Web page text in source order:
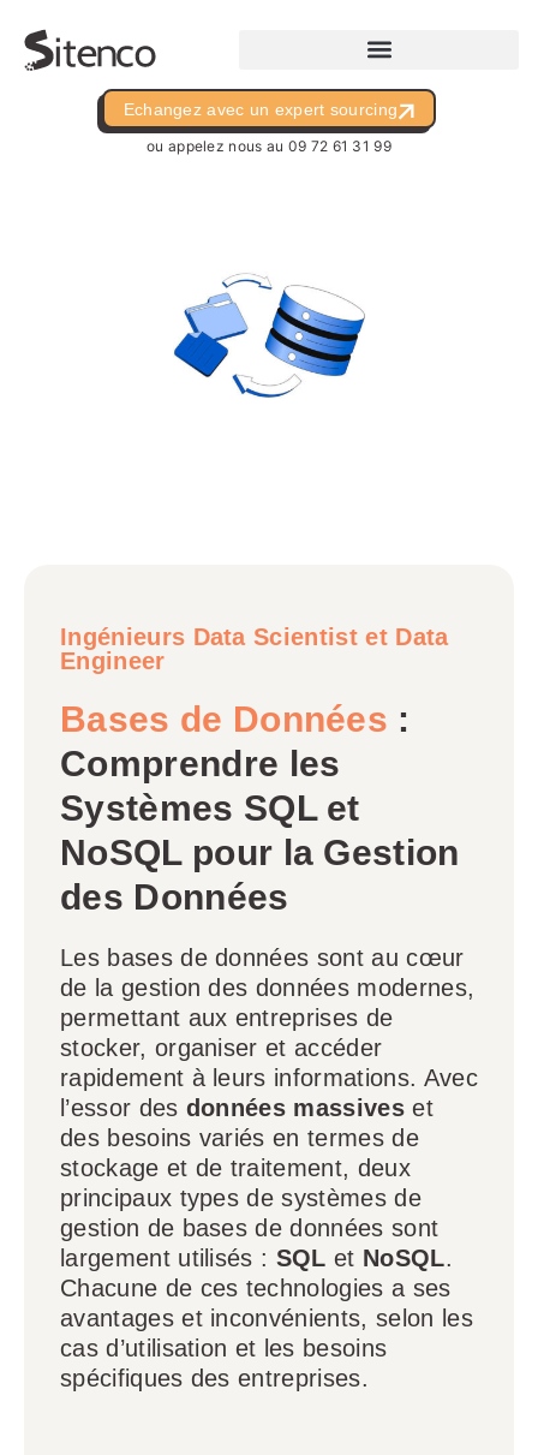
Echangez avec un expert sourcing
ou appelez nous au 09 72 61 31 99
Ingénieurs Data Scientist et Data
Engineer
Bases de Données :
Comprendre les
Systèmes SQL et
NoSQL pour la Gestion
des Données
Les bases de données sont au cœur
de la gestion des données modernes,
permettant aux entreprises de
stocker, organiser et accéder
rapidement à leurs informations. Avec
l’essor des données massiveset
des besoins variés en termes de
stockage et de traitement, deux
principaux types de systèmes de
gestion de bases de données sont
largement utilisés : SQL et NoSQL.
Chacune de ces technologies a ses
avantages et inconvénients, selon les
cas d’utilisation et les besoins
spécifiques des entreprises.